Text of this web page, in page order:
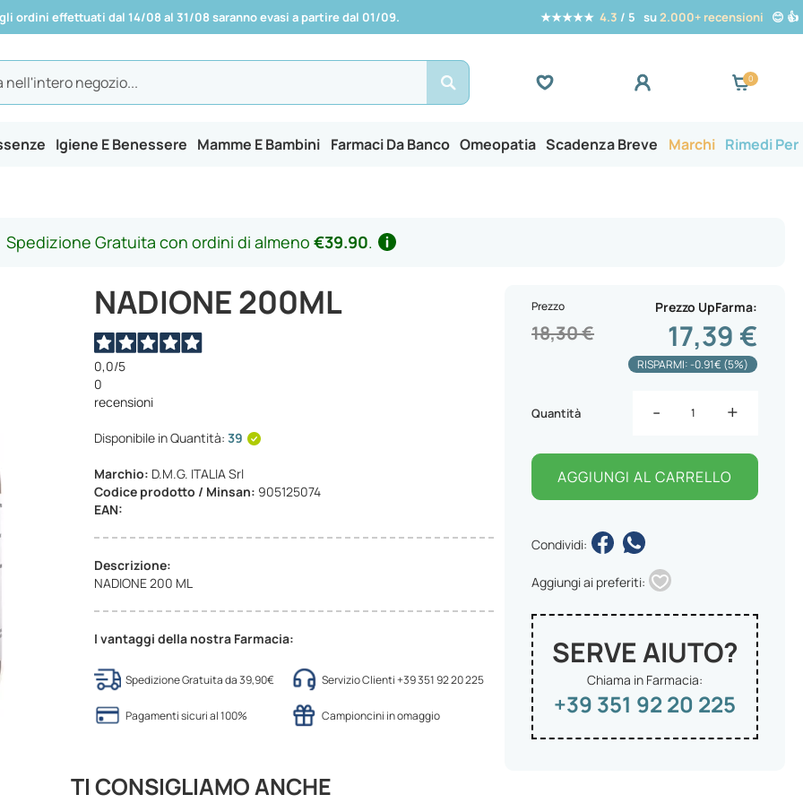
ordini effettuati dal 14/08 al 31/08 saranno evasi a partire dal 01/09. ★★★★★ 4.3 / 5 su2.000+ recensioni 😊 👍
Search
Igiene E Benessere Mamme E Bambini Farmaci Da Banco Omeopatia Scadenza Breve Marchi Rimedi Per
Spedizione Gratuita con ordini di almeno €39.90.
NADIONE 200ML
0,0/5
0
recensioni
Disponibile in Quantità:39
Marchio: D.M.G. ITALIA Srl
Codice prodotto / Minsan: 905125074
EAN:
Descrizione:
NADIONE 200 ML
I vantaggi della nostra Farmacia:
Spedizione Gratuita da 39,90€ Servizio Clienti +39 351 92 20 225
Pagamenti sicuri al 100% Campioncini in omaggio
Prezzo UpFarma
17,39 €
Prezzo
18,30 €
RISPARMI: -0.91€ (5%)
Quantità - +
AGGIUNGI AL CARRELLO
Condividi:
Aggiungi ai preferiti:
SERVE AIUTO?
Chiama in Farmacia:
+39 351 92 20 225
TI CONSIGLIAMO ANCHE